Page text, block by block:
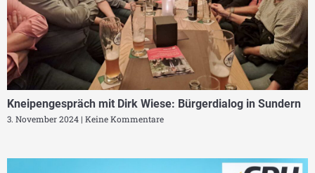
Kneipengespräch mit Dirk Wiese: Bürgerdialog in Sundern
3. November 2024 Keine Kommentare